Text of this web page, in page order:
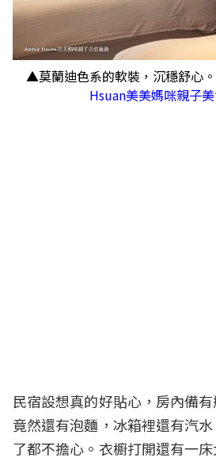
▲莫蘭迪色系的軟裝，沉穩舒心。
Hsuan美美媽咪親子
民宿設想真的好貼心，房內備
竟然還有泡麵，冰箱裡還有汽
了都不擔心。衣櫥打開還有一